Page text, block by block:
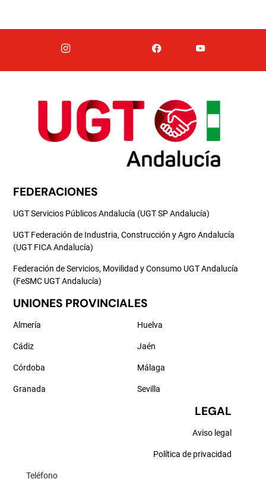
FEDERACIONES
UGT Servicios Públicos Andalucía (UGT SP Andalucía)
UGT Federación de Industria, Construcción y Agro Andalucía
(UGT FICA Andalucía)
Federación de Servicios, Movilidad y Consumo UGT Andalucía
(FeSMC UGT Andalucía)
UNIONES PROVINCIALES
Almería
Cádiz
Córdoba
Granada
Huelva
Jaén
Málaga
Sevilla
LEGAL
Aviso legal
Política de privacidad
Teléfono